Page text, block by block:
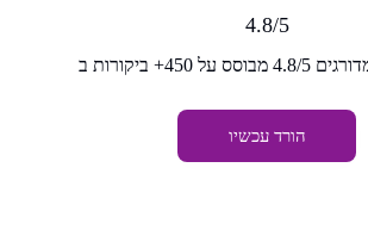
4.8/5
הורד עכשיו